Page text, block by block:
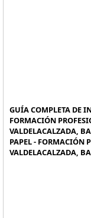
GUÍA COMPLETA DE
FORMACIÓN
VALDELACALZADA,
PAPEL - FORMACIÓN
VALDELACALZADA,